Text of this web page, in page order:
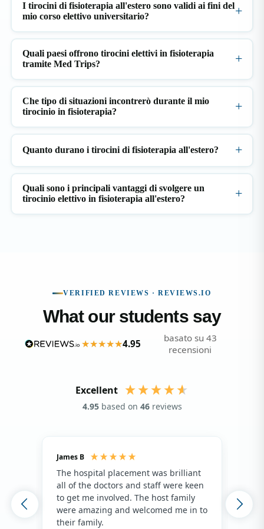
I tirocini di fisioterapia all'estero sono validi ai fini del
mio corso elettivo universitario?
Quali paesi offrono tirocini elettivi in fisioterapia
tramite Med Trips?
Che tipo di situazioni incontrerò durante il mio
tirocinio in fisioterapia?
Quanto durano i tirocini di fisioterapia all'estero?
Quali sono i principali vantaggi di svolgere un
tirocinio elettivo in fisioterapia all'estero?
VERIFIED REVIEWS · REVIEWS.IO
What our students say
4.95
basato su 43
recensioni
Excellent
4.95 based on 46 reviews
James B
The hospital placement was brilliant
all of the doctors and staff were keen
to get me involved. The host family
were amazing and welcomed me in to
their family.